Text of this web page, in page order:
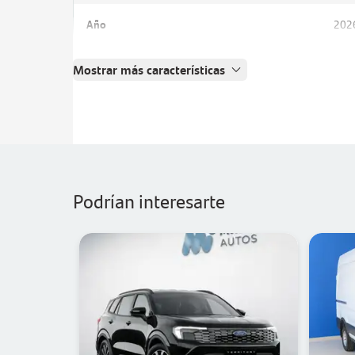
Año
Mostrar más características
Podrían interesarte